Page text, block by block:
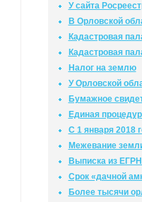
У сайта
В Орловской
Кадастровая
Кадастровая
Налог на землю
У Орловской
Бумажное
Единая
С 1 января 2018
Межевание
Выписка из
Срок «дачной
Более тысячи